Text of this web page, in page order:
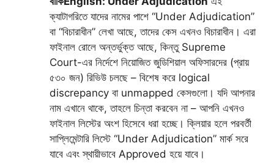
ক্যাটাগরিতে যাদের নামের পাশে “Under Adjudication”
বা “বিচারাধীন” লেখা আছে, তাদের কেস এখনও বিচারাধীন। এরা
ফাইনাল রোলে অন্তর্ভুক্ত আছে, কিন্তু Supreme
Court-এর নির্দেশে নিয়োজিত জুডিশিয়াল অফিসারদের (প্রায়
৫৩০ জন) রিভিউ চলছে – বিশেষ করে logical
discrepancy বা unmapped কেসগুলো। যদি আপনার
নাম এখানে থাকে, তাহলে চিন্তা করবেন না – আপনি এখনও
ফাইনাল লিস্টের অংশ হিসেবে ধরা হচ্ছে। ক্লিয়ার হলে পরবর্তী
সাপ্লিমেন্টারি লিস্টে “Under Adjudication” মার্ক সরে
যাবে এবং স্থায়ীভাবে Approved হয়ে যাবে।